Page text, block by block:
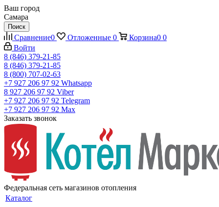
Ваш город
Самара
Поиск
Сравнение0 Отложенные 0 Корзина0 0
Войти
8 (846) 379-21-85
8 (846) 379-21-85
8 (800) 707-02-63
+7 927 206 97 92 Whatsapp
8 927 206 97 92 Viber
+7 927 206 97 92 Telegram
+7 927 206 97 92 Max
Заказать звонок
Федеральная сеть магазинов отопления
Каталог